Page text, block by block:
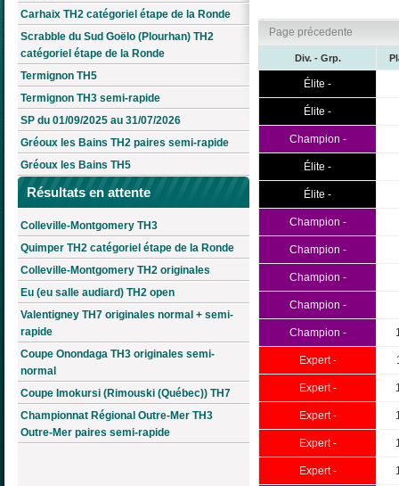
Carhaix TH2 catégoriel étape de la Ronde
Scrabble du Sud Goëlo (Plourhan) TH2
catégoriel étape de la Ronde
Termignon TH5
Termignon TH3 semi-rapide
SP du 01/09/2025 au 31/07/2026
Gréoux les Bains TH2 paires semi-rapide
Gréoux les Bains TH5
Résultats en attente
Colleville-Montgomery TH3
Quimper TH2 catégoriel étape de la Ronde
Colleville-Montgomery TH2 originales
Eu (eu salle audiard) TH2 open
Valentigney TH7 originales normal + semi-
rapide
Coupe Onondaga TH3 originales semi-
normal
Coupe Imokursi (Rimouski (Québec)) TH7
Championnat Régional Outre-Mer TH3
Outre-Mer paires semi-rapide
Page précedente
Div. - Grp.
Élite -
Élite -
Champion -
Élite -
Élite -
Champion -
Champion -
Champion -
Champion -
Champion -
Expert -
Expert -
Expert -
Expert -
Expert -